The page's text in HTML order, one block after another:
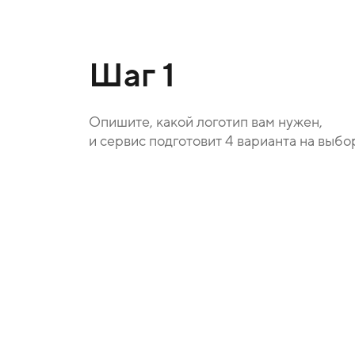
Шаг 1
Опишите, какой логотип вам нужен,
и сервис подготовит 4 варианта на